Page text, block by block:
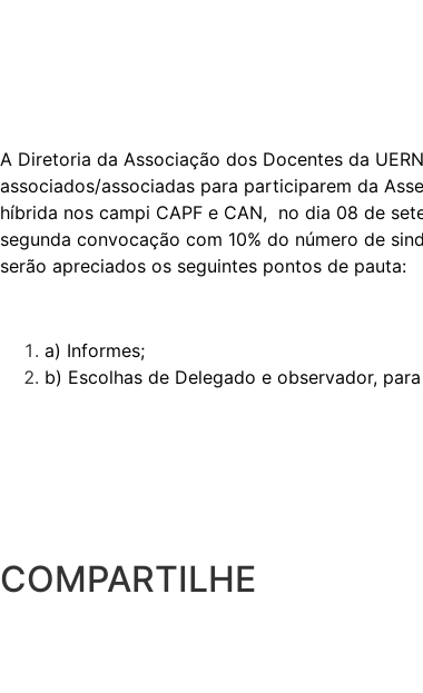
A Diretoria da Associação dos Docentes da
associados/associadas para participarem da
híbrida nos campi CAPF e CAN, no dia 08 de
segunda convocação com 10% do número de
serão apreciados os seguintes pontos de pauta:
a) Informes;
b) Escolhas de Delegado e observador,
COMPARTILHE